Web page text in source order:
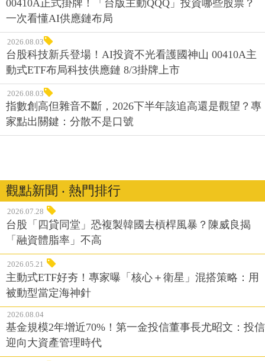
00410A正式掛牌！「台版主動QQQ」投資哪些股票？
一次看懂AI供應鏈布局
2026.08.03
台股科技新兵登場！AI投資不光看護國神山 00410A主
動式ETF布局科技供應鏈 8/3掛牌上市
2026.08.03
指數創高但雜音不斷，2026下半年該追高還是觀望？專
家點出關鍵：分散不是口號
觀點新聞 ‧ 熱門排行
2026.07.28
台股「四貸同堂」恐複製韓國去槓桿風暴？陳威良揭
「融資體脂率」不高
2026.05.21
主動式ETF好夯！專家曝「核心＋衛星」混搭策略：用
被動型當定海神針
2026.08.04
基金規模2年增近70%！第一金投信董事長尤昭文：投信
迎向大資產管理時代